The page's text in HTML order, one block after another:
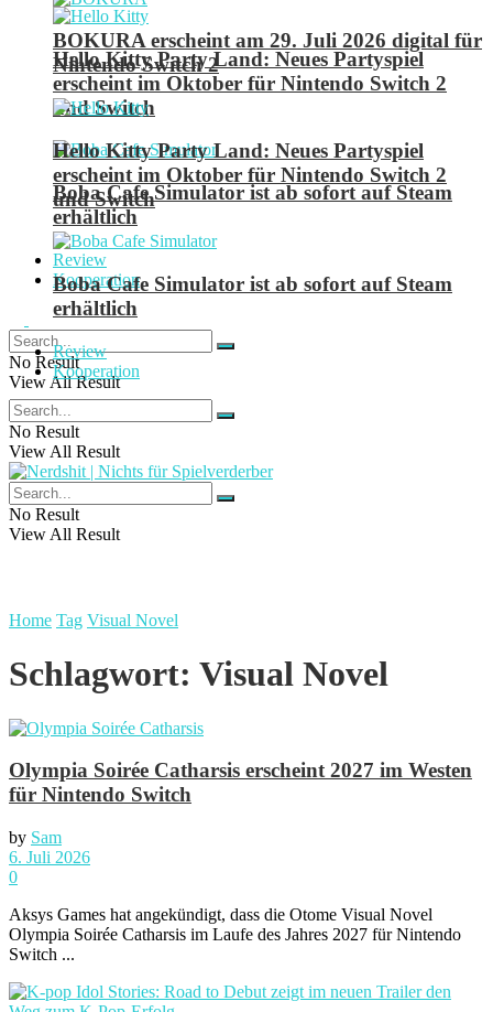
Hello Kitty Party Land: Neues Partyspiel
erscheint im Oktober für Nintendo Switch 2
und Switch
Boba Cafe Simulator ist ab sofort auf Steam
erhältlich
Review
Kooperation
No Result
View All Result
BOKURA erscheint am 29. Juli 2026 digital für
Nintendo Switch 2
Hello Kitty Party Land: Neues Partyspiel
erscheint im Oktober für Nintendo Switch 2
und Switch
Boba Cafe Simulator ist ab sofort auf Steam
erhältlich
Review
Kooperation
No Result
View All Result
No Result
View All Result
Home Tag Visual Novel
Schlagwort: Visual Novel
Olympia Soirée Catharsis erscheint 2027 im Westen
für Nintendo Switch
by Sam
6. Juli 2026
0
Aksys Games hat angekündigt, dass die Otome Visual Novel
Olympia Soirée Catharsis im Laufe des Jahres 2027 für Nintendo
Switch ...